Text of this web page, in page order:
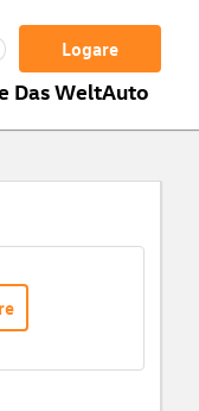
Logare
Das WeltAuto